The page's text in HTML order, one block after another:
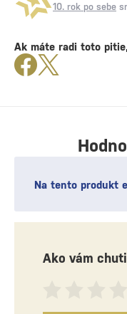
Na tento produkt
Ako vám
10. rok po sebe
Ak máte radi toto